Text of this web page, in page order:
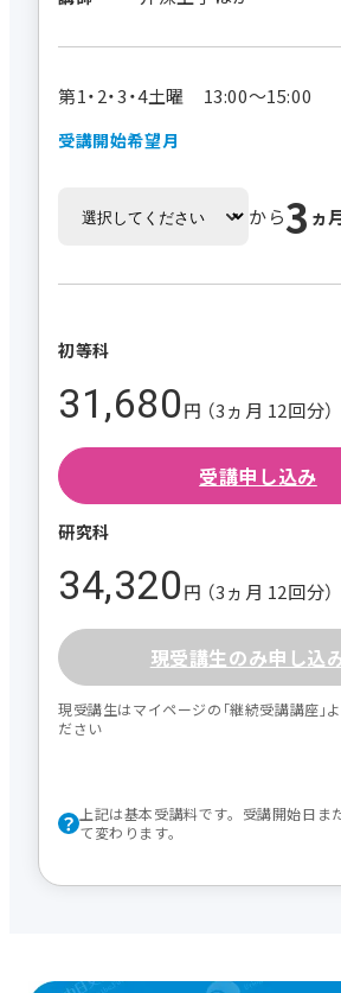
第1・2・3・4土曜 13:00～15:00
受講開始希望月
から3 ヵ
初等科
31,680円 （3ヵ月 12回分）
受講申し込み
研究科
34,320円 （3ヵ月 12回分）
現受講生のみ申し込
現受講生はマイページの｢継続受講講座｣
ださい
上記は基本受講料です。受講開始日ま
て変わります。